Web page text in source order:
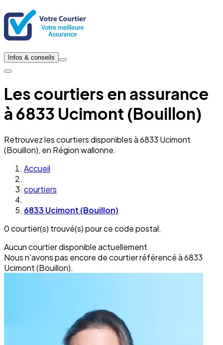
Infos & conseils
Les courtiers en assurance
à 6833 Ucimont (Bouillon)
Retrouvez les courtiers disponibles à 6833 Ucimont
(Bouillon), en Région wallonne.
Accueil
courtiers
6833 Ucimont (Bouillon)
0 courtier(s) trouvé(s) pour ce code postal.
Aucun courtier disponible actuellement
Nous n'avons pas encore de courtier référencé à 6833
Ucimont (Bouillon).